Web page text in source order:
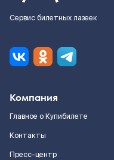
Сервис билетных лазеек
Компания
Главное о Купибилете
Контакты
Пресс-центр